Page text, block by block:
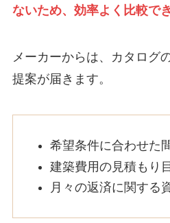
ないため、効率よく比較で
メーカーからは、カタログ
提案が届きます。
希望条件に合わせた
建築費用の見積もり
月々の返済に関する